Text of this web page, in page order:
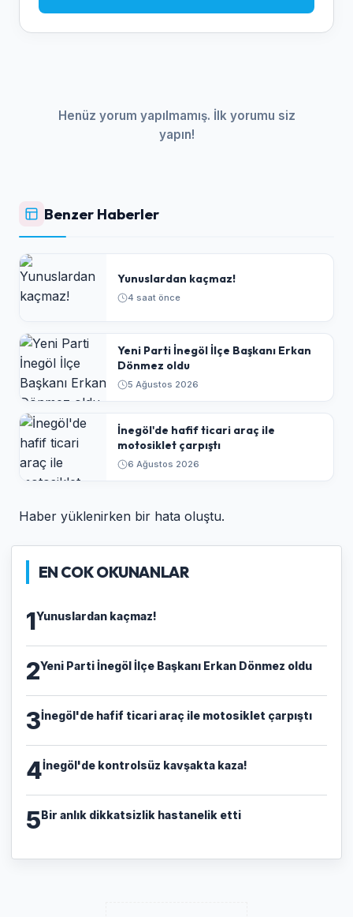
Henüz yorum yapılmamış. İlk yorumu siz
yapın!
Benzer Haberler
Yunuslardan kaçmaz!
4 saat önce
Yeni Parti İnegöl İlçe Başkanı Erkan
Dönmez oldu
5 Ağustos 2026
İnegöl'de hafif ticari araç ile
motosiklet çarpıştı
6 Ağustos 2026
Haber yüklenirken bir hata oluştu.
EN COK OKUNANLAR
1Yunuslardan kaçmaz!
2Yeni Parti İnegöl İlçe Başkanı Erkan Dönmez oldu
3İnegöl'de hafif ticari araç ile motosiklet çarpıştı
4İnegöl'de kontrolsüz kavşakta kaza!
5Bir anlık dikkatsizlik hastanelik etti